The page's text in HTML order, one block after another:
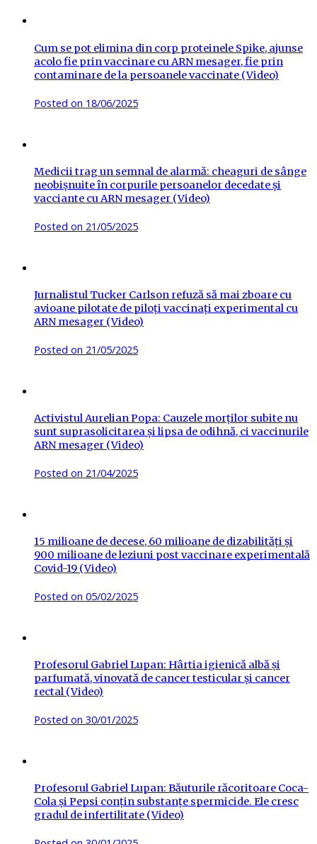
Cum se pot elimina din corp proteinele Spike, ajunse
acolo fie prin vaccinare cu ARN mesager, fie prin
contaminare de la persoanele vaccinate (Video)
Posted on 18/06/2025
Medicii trag un semnal de alarmă: cheaguri de sânge
neobișnuite în corpurile persoanelor decedate și
vacciante cu ARN mesager (Video)
Posted on 21/05/2025
Jurnalistul Tucker Carlson refuză să mai zboare cu
avioane pilotate de piloți vaccinați experimental cu
ARN mesager (Video)
Posted on 21/05/2025
Activistul Aurelian Popa: Cauzele morților subite nu
sunt suprasolicitarea și lipsa de odihnă, ci vaccinurile
ARN mesager (Video)
Posted on 21/04/2025
15 milioane de decese, 60 milioane de dizabilități și
900 milioane de leziuni post vaccinare experimentală
Covid-19 (Video)
Posted on 05/02/2025
Profesorul Gabriel Lupan: Hârtia igienică albă și
parfumată, vinovată de cancer testicular și cancer
rectal (Video)
Posted on 30/01/2025
Profesorul Gabriel Lupan: Băuturile răcoritoare Coca-
Cola și Pepsi conțin substanțe spermicide. Ele cresc
gradul de infertilitate (Video)